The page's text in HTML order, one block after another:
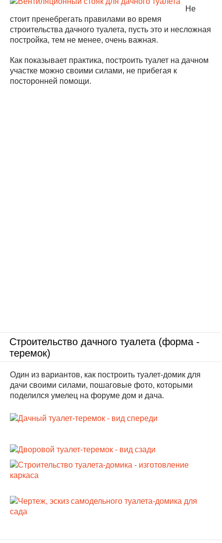
Не
стоит пренебрегать правилами во время
строительства дачного туалета, пусть это и несложная
постройка, тем не менее, очень важная.
Как показывает практика, построить туалет на дачном
участке можно своими силами, не прибегая к
посторонней помощи.
Строительство дачного туалета (форма -
теремок)
Один из вариантов, как построить туалет-домик для
дачи своими силами, пошаговые фото, которыми
поделился умелец на форуме дом и дача.